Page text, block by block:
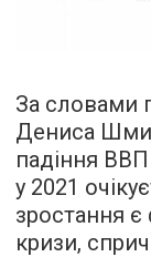
За словами
Дениса
падіння ВВП
у 2021
зростання
кризи,